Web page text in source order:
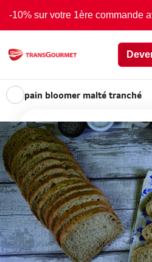
-10% sur votre 1ère commande
pain bloomer malté tranché